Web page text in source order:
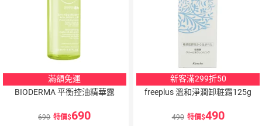
滿額免運
BIODERMA 平衡控油精華露
690 特價 690
新客滿299折50
freeplus 溫和淨潤卸粧霜125g
490 特價 490